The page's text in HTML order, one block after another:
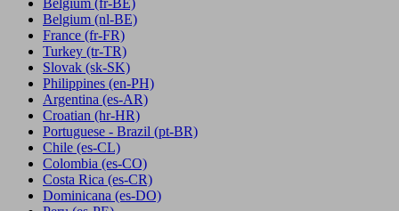
Belgium (fr-BE)
Belgium (nl-BE)
France (fr-FR)
Turkey (tr-TR)
Slovak (sk-SK)
Philippines (en-PH)
Argentina (es-AR)
Croatian (hr-HR)
Portuguese - Brazil (pt-BR)
Chile (es-CL)
Colombia (es-CO)
Costa Rica (es-CR)
Dominicana (es-DO)